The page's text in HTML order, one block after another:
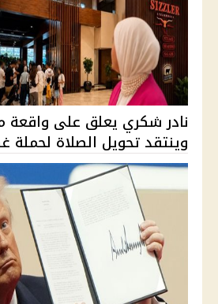
نادر شكري يعلق على واقعة
وينتقد تحويل الصلاة